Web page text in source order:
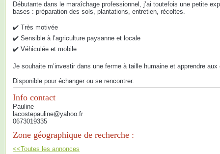
Débutante dans le maraîchage professionnel, j’ai toutefois une petite
bases : préparation des sols, plantations, entretien, récoltes.
✔️ Très motivée
✔️ Sensible à l’agriculture paysanne et locale
✔️ Véhiculée et mobile
Je souhaite m’investir dans une ferme à taille humaine et apprendre
Disponible pour échanger ou se rencontrer.
Info contact
Pauline
lacostepauline@yahoo.fr
0673019335
Zone géographique de recherche :
<<Toutes les annonces